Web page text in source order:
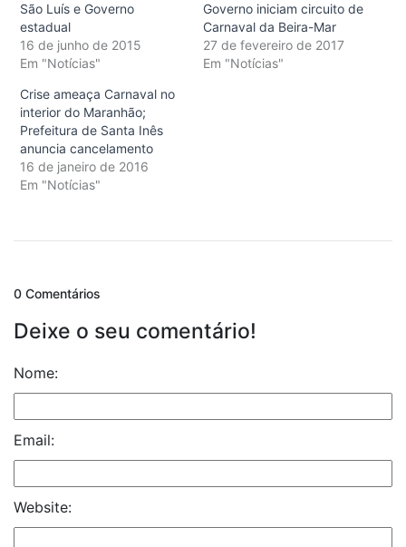
São Luís e Governo
estadual
16 de junho de 2015
Em "Notícias"
Governo iniciam circuito de
Carnaval da Beira-Mar
27 de fevereiro de 2017
Em "Notícias"
Crise ameaça Carnaval no
interior do Maranhão;
Prefeitura de Santa Inês
anuncia cancelamento
16 de janeiro de 2016
Em "Notícias"
0 Comentários
Deixe o seu comentário!
Nome:
Email:
Website: